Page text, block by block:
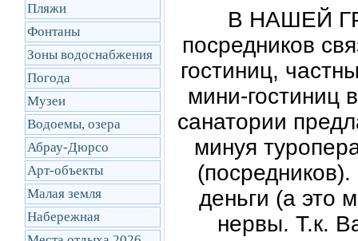
Пляжи
Фонтаны
Зоны водоснабжения
Погода
Музеи
Водоемы, озера
Абрау-Дюрсо
Арт-объекты
Малая земля
Набережная
В НАШЕЙ
посредников
гостиниц,
мини-гостиниц
санатории
минуя
деньги (а это
нервы. Т.к.